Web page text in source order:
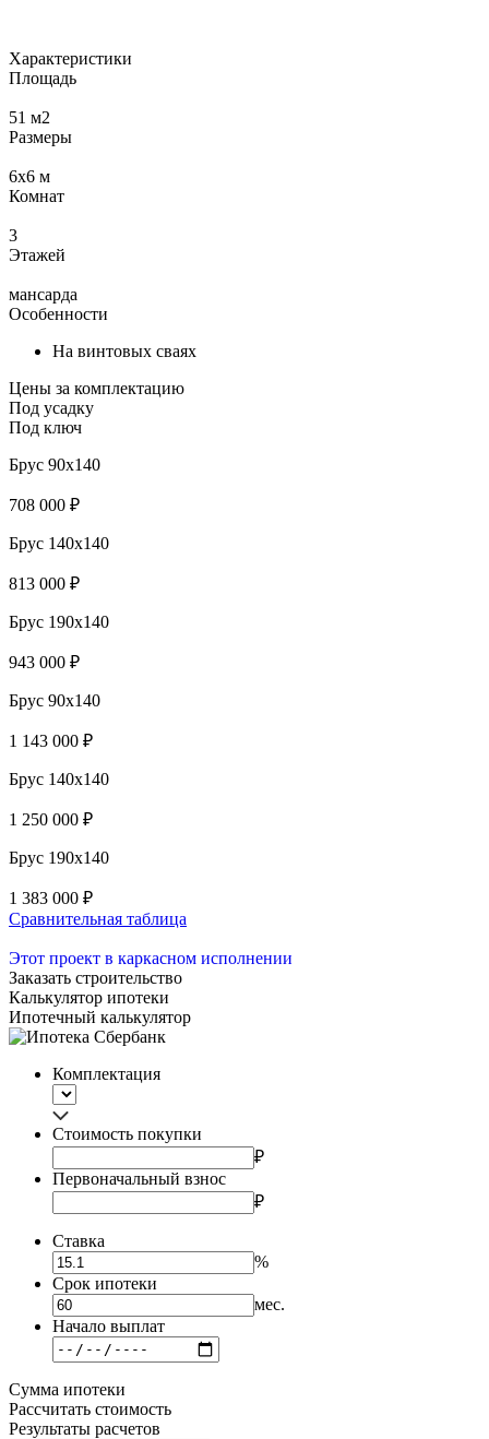
Характеристики
Площадь
51 м2
Размеры
6х6 м
Комнат
3
Этажей
мансарда
Особенности
На винтовых сваях
Цены за комплектацию
Под усадку
Под ключ
Брус 90x140
708 000 ₽
Брус 140x140
813 000 ₽
Брус 190x140
943 000 ₽
Брус 90x140
1 143 000 ₽
Брус 140x140
1 250 000 ₽
Брус 190x140
1 383 000 ₽
Сравнительная таблица
Этот проект в каркасном исполнении
Заказать строительство
Калькулятор ипотеки
Ипотечный калькулятор
Комплектация
Стоимость покупки
₽
Первоначальный взнос
₽
Ставка
%
Срок ипотеки
мес.
Начало выплат
Сумма ипотеки
Рассчитать cтоимость
Результаты расчетов